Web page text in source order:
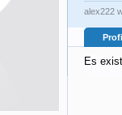
alex222
Es